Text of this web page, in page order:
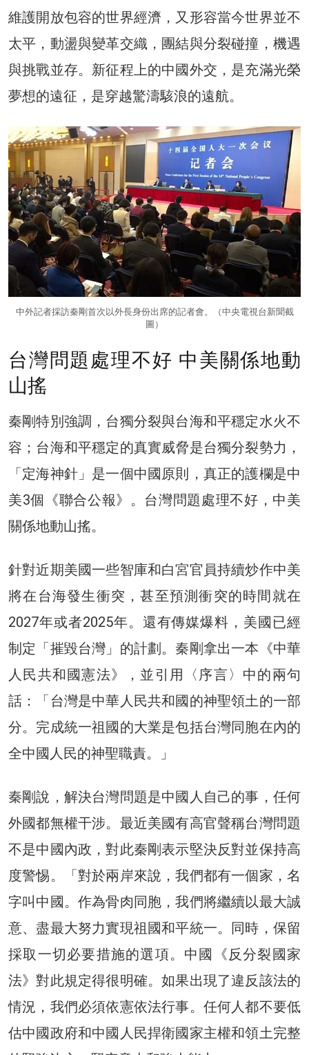
維護開放包容的世界經濟，又形容當今世界並不
太平，動盪與變革交織，團結與分裂碰撞，機遇
與挑戰並存。新征程上的中國外交，是充滿光榮
夢想的遠征，是穿越驚濤駭浪的遠航。
中外記者採訪秦剛首次以外長身份出席的記者會。（中央電視台新聞截
圖）
台灣問題處理不好 中美關係地動
山搖
秦剛特別強調，台獨分裂與台海和平穩定水火不
容；台海和平穩定的真實威脅是台獨分裂勢力，
「定海神針」是一個中國原則，真正的護欄是中
美3個《聯合公報》。台灣問題處理不好，中美
關係地動山搖。
針對近期美國一些智庫和白宮官員持續炒作中美
將在台海發生衝突，甚至預測衝突的時間就在
2027年或者2025年。還有傳媒爆料，美國已經
制定「摧毀台灣」的計劃。秦剛拿出一本《中華
人民共和國憲法》，並引用〈序言〉中的兩句
話：「台灣是中華人民共和國的神聖領土的一部
分。完成統一祖國的大業是包括台灣同胞在內的
全中國人民的神聖職責。」
秦剛說，解決台灣問題是中國人自己的事，任何
外國都無權干涉。最近美國有高官聲稱台灣問題
不是中國內政，對此秦剛表示堅決反對並保持高
度警惕。「對於兩岸來說，我們都有一個家，名
字叫中國。作為骨肉同胞，我們將繼續以最大誠
意、盡最大努力實現祖國和平統一。同時，保留
採取一切必要措施的選項。中國《反分裂國家
法》對此規定得很明確。如果出現了違反該法的
情況，我們必須依憲依法行事。任何人都不要低
估中國政府和中國人民捍衛國家主權和領土完整